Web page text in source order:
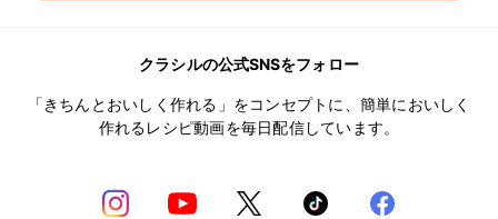
クラシルの公式SNSをフォロー
「きちんとおいしく作れる」をコンセプトに、簡単においしく
作れるレシピ動画を毎日配信しています。